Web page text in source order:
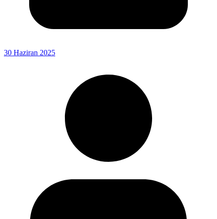
30 Haziran 2025